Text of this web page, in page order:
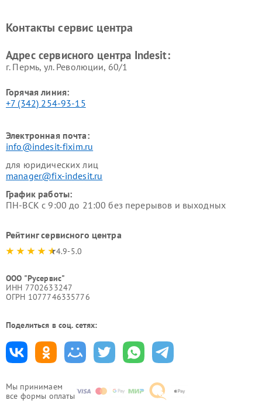
Мы принимаем
все формы оплаты
Indesit
Indesit
Контакты сервис центра
Адрес сервисного центра Indesit:
г. Пермь, ул. ​Революции, 60/1
Горячая линия:
+7 (342) 254-93-15
Электронная почта:
info@indesit-fixim.ru
для юридических лиц
manager@fix-indesit.ru
График работы:
ПН-ВСК с 9:00 до 21:00 без перерывов и выходных
Рейтинг сервисного центра
4.9-5.0
ООО "Русервис"
ИНН 7702633247
ОГРН 1077746335776
Поделиться в соц. сетях: